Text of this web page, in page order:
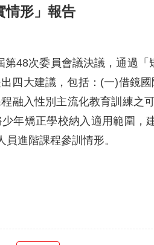
情形」報告
48次委員會議決議，通過
四大建議，包括：(一)借鏡
融入性別主流化教育訓練之
年矯正學校納入適用範圍
進階課程參訓情形。